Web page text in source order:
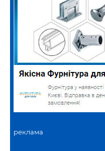
реклама